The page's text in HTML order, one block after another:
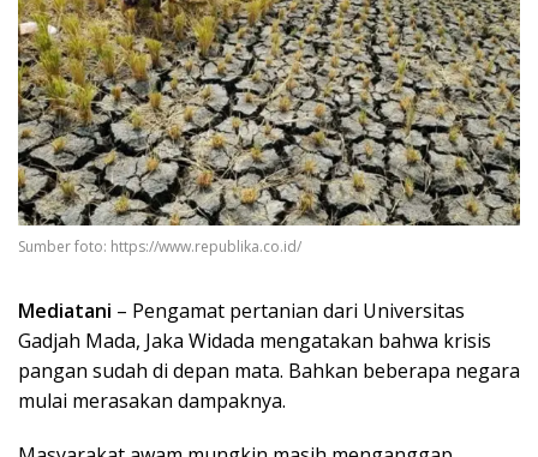
Sumber foto: https://www.republika.co.id/
Mediatani – Pengamat pertanian dari Universitas
Gadjah Mada, Jaka Widada mengatakan bahwa krisis
pangan sudah di depan mata. Bahkan beberapa negara
mulai merasakan dampaknya.